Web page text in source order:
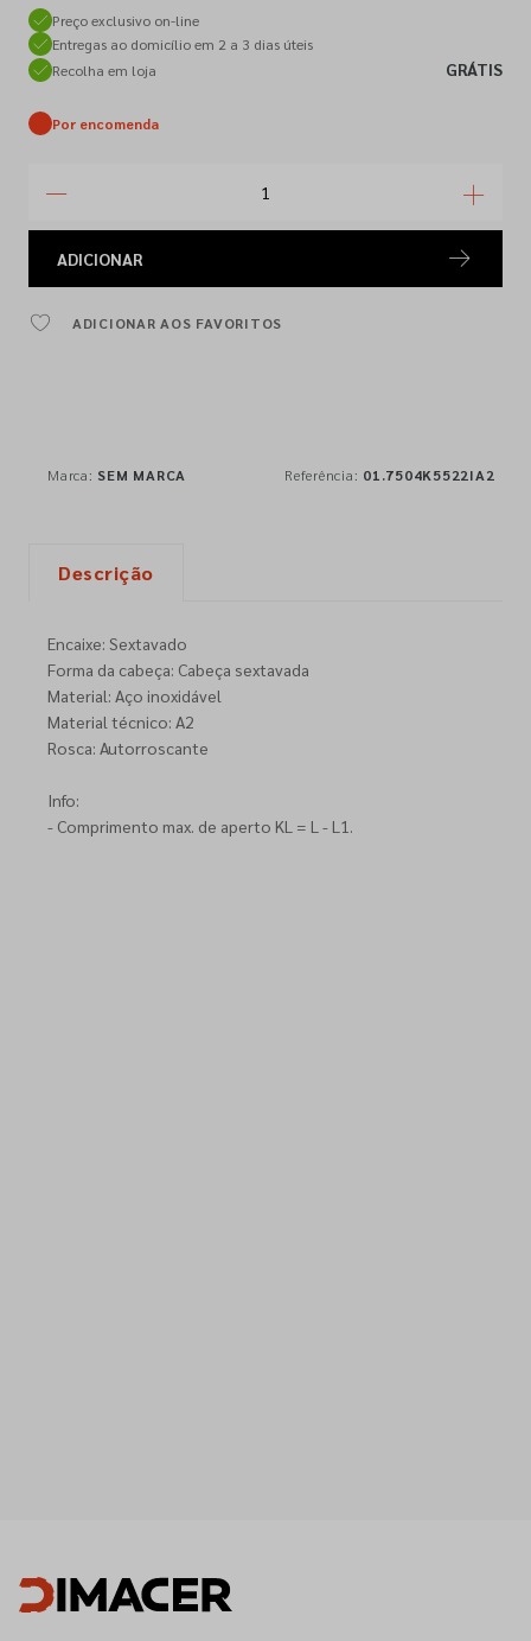
Preço exclusivo on-line
Entregas ao domicílio em 2 a 3 dias úteis
Recolha em loja
GRÁTIS
Por encomenda
ADICIONAR
ADICIONAR AOS FAVORITOS
Marca: SEM MARCA Referência: 01.7504K5522IA2
Descrição
Encaixe: Sextavado
Forma da cabeça: Cabeça sextavada
Material: Aço inoxidável
Material técnico: A2
Rosca: Autorroscante
Info:
- Comprimento max. de aperto KL = L - L1.